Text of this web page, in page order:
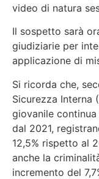
video di natura
Il sospetto sarà
giudiziarie per
applicazione di
Si ricorda che,
Sicurezza Interna
giovanile
dal 2021,
12,5% rispetto al
anche la
incremento del